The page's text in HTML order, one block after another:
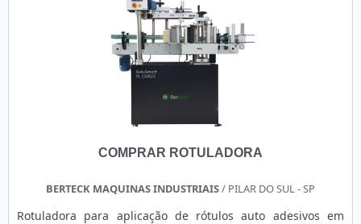
COMPRAR ROTULADORA
BERTECK MAQUINAS INDUSTRIAIS/ PILAR DO SUL - SP
Rotuladora para aplicação de rótulos auto adesivos em